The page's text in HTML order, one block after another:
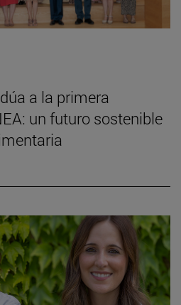
a la primera
un futuro sostenible